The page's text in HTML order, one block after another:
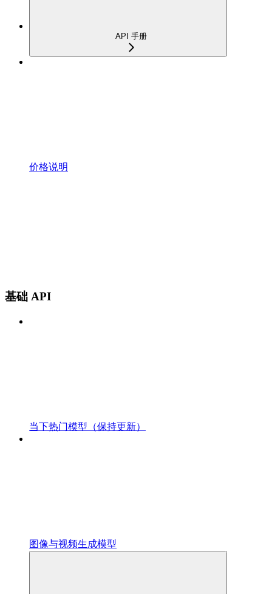
API 手册
价格说明
基础 API
当下热门模型（保持更新）
图像与视频生成模型